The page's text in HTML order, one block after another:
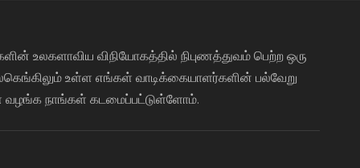
உலகளாவிய விநியோகத்தில் நிபுணத்துவம் பெற்ற ஒரு
உள்ள எங்கள் வாடிக்கையாளர்களின் பல்வேறு
வழங்க நாங்கள் கடமைப்பட்டுள்ளோம்.